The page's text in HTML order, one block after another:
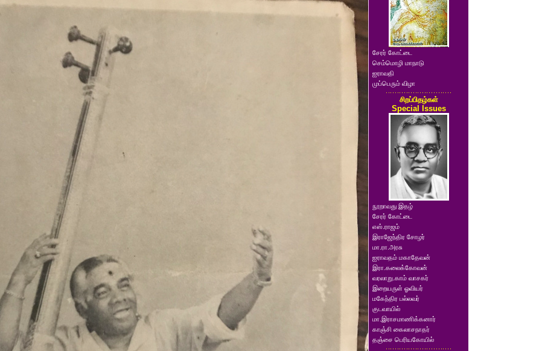
சேரர் கோட்டை
செம்மொழி மாநாடு
ஐராவதி
முப்பெரும் விழா
சிறப்பிதழ்கள்
Special Issues
நூறாவது இதழ்
சேரர் கோட்டை
எஸ்.ராஜம்
இராஜேந்திர சோழர்
மா.ரா.அரசு
ஐராவதம் மகாதேவன்
இரா.கலைக்கோவன்
வரலாறு.காம் வாசகர்
இறையருள் ஓவியர்
மகேந்திர பல்லவர்
குடவாயில்
மா.இராசமாணிக்கனார்
காஞ்சி கைலாசநாதர்
தஞ்சை பெரியகோயில்